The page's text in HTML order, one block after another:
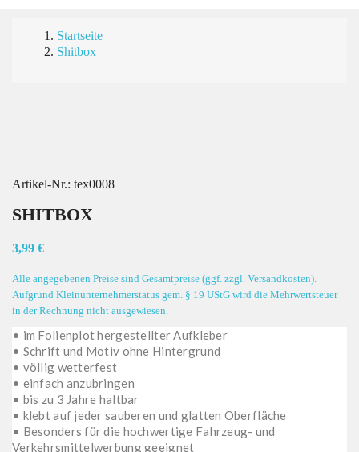
Startseite
Shitbox
Artikel-Nr.: tex0008
SHITBOX
3,99 €
Alle angegebenen Preise sind Gesamtpreise (ggf. zzgl. Versandkosten).
Aufgrund Kleinunternehmerstatus gem. § 19 UStG wird die Mehrwertsteuer
in der Rechnung nicht ausgewiesen.
• im Folienplot hergestellter Aufkleber
• Schrift und Motiv ohne Hintergrund
• völlig wetterfest
• einfach anzubringen
• bis zu 3 Jahre haltbar
• klebt auf jeder sauberen und glatten Oberfläche
• Besonders für die hochwertige Fahrzeug- und
Verkehrsmittelwerbung geeignet